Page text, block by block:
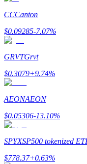
ข้อมูล
การวิเคราะห์ข้อ
CCCanton
$0.09285-7.07%
GRVTGrvt
$0.3079+9.74%
AEONAEON
$0.05306-13.10%
SPYXSP500 tokenized
$778.37+0.63%